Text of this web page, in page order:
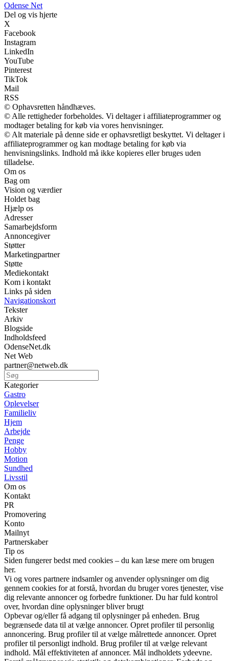
Odense Net
Del og vis hjerte
X
Facebook
Instagram
LinkedIn
YouTube
Pinterest
TikTok
Mail
RSS
© Ophavsretten håndhæves.
© Alle rettigheder forbeholdes. Vi deltager i affiliateprogrammer og
modtager betaling for køb via vores henvisninger.
© Alt materiale på denne side er ophavsretligt beskyttet. Vi deltager i
affiliateprogrammer og kan modtage betaling for køb via
henvisningslinks. Indhold må ikke kopieres eller bruges uden
tilladelse.
Om os
Bag om
Vision og værdier
Holdet bag
Hjælp os
Adresser
Samarbejdsform
Annoncegiver
Støtter
Marketingpartner
Støtte
Mediekontakt
Kom i kontakt
Links på siden
Navigationskort
Tekster
Arkiv
Blogside
Indholdsfeed
OdenseNet.dk
Net Web
partner@netweb.dk
Kategorier
Gastro
Oplevelser
Familieliv
Hjem
Arbejde
Penge
Hobby
Motion
Sundhed
Livsstil
Om os
Kontakt
PR
Promovering
Konto
Mailnyt
Partnerskaber
Tip os
Siden fungerer bedst med cookies – du kan læse mere om brugen
her.
Vi og vores partnere indsamler og anvender oplysninger om dig
gennem cookies for at forstå, hvordan du bruger vores tjenester, vise
dig relevante annoncer og forbedre funktioner. Du har fuld kontrol
over, hvordan dine oplysninger bliver brugt
Opbevar og/eller få adgang til oplysninger på enheden. Brug
begrænsede data til at vælge annoncer. Opret profiler til personlig
annoncering. Brug profiler til at vælge målrettede annoncer. Opret
profiler til personligt indhold. Brug profiler til at vælge relevant
indhold. Mål effektiviteten af annoncer. Mål indholdets ydeevne.